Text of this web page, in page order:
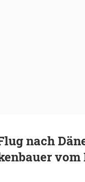
nach